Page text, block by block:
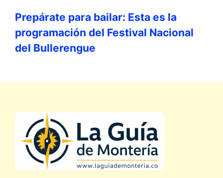
Prepárate para bailar: Esta es la
programación del Festival Nacional
del Bullerengue